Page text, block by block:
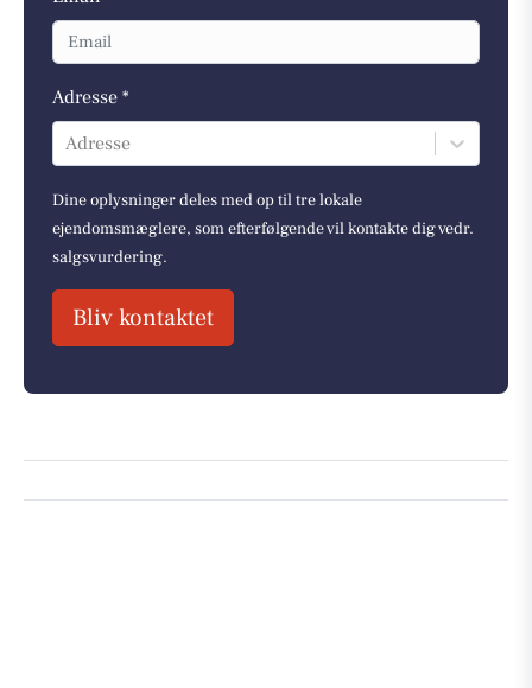
Adresse *
Adresse
Dine oplysninger deles med op til tre lokale
ejendomsmæglere, som efterfølgende vil kontakte dig vedr.
salgsvurdering.
Bliv kontaktet